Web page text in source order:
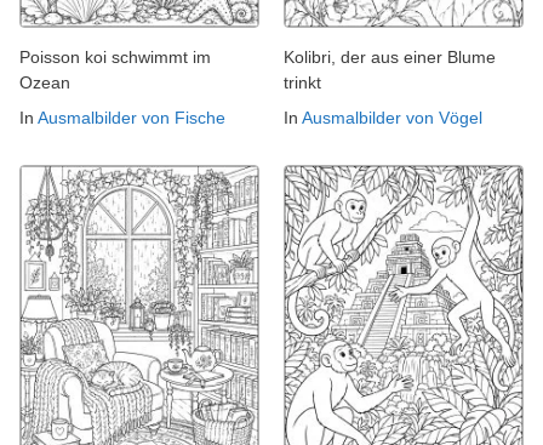
Poisson koi schwimmt im
Ozean
In Ausmalbilder von Fische
Kolibri, der aus einer Blume
trinkt
In Ausmalbilder von Vögel